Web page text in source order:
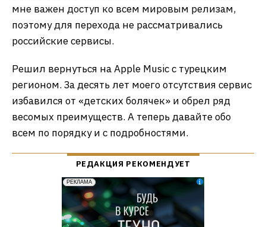
мне важен доступ ко всем мировым релизам,
поэтому для перехода не рассматривались
российские сервисы.
Решил вернуться на Apple Music с турецким
регионом. За десять лет моего отсутствия сервис
избавился от «детских болячек» и обрел ряд
весомых преимуществ. А теперь давайте обо
всем по порядку и с подробностями.